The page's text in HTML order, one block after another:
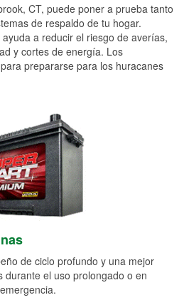
CT, puede poner a prueba tanto
de respaldo de tu hogar.
a reducir el riesgo de averías,
y cortes de energía. Los
prepararse para los huracanes
de ciclo profundo y una mejor
durante el uso prolongado o en